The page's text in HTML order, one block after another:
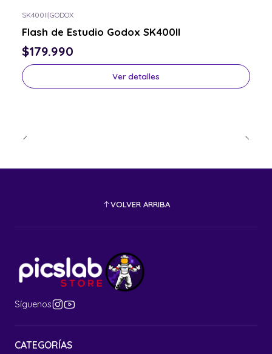
SK400II|GODOX
Flash de Estudio Godox SK400II
$179.990
Ver detalles
VOLVER ARRIBA
Síguenos
CATEGORÍAS